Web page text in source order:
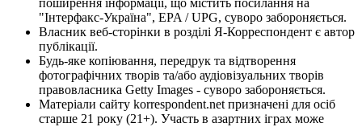
"Інтерфакс-Україна", EPA / UPG, суворо забороняється.
Власник веб-сторінки в розділі Я-Корреспондент є автор
публікації.
Будь-яке копіювання, передрук та відтворення
фотографічних творів та/або аудіовізуальних творів
правовласника Getty Images - суворо забороняється.
Матеріали сайту korrespondent.net призначені для осіб
старше 21 року (21+). Участь в азартних іграх може